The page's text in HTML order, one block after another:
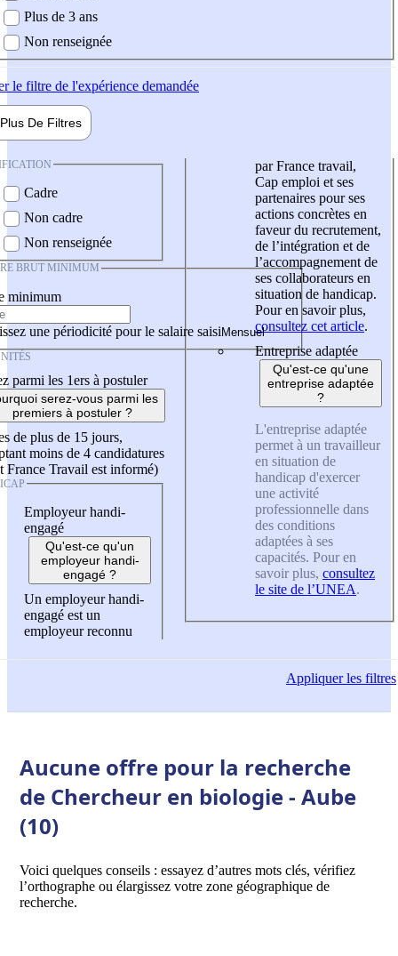
Plus de 3 ans
Non renseignée
le filtre de l'expérience demandée
Plus De Filtres
Cadre
Non cadre
Non renseignée
BRUT MINIMUM
minimum
une périodicité pour le salaire saisi
parmi les 1ers à postuler
serez-vous parmi les
premiers à postuler ?
de plus de 15 jours,
moins de 4 candidatures
France Travail est informé)
Employeur handi-
engagé
Qu'est-ce qu'un
employeur handi-
engagé ?
Un employeur handi-
engagé est un
employeur reconnu
par France travail,
Cap emploi et ses
partenaires pour ses
actions concrètes en
faveur du recrutement,
de l’intégration et de
l’accompagnement de
ses collaborateurs en
situation de handicap.
Pour en savoir plus,
consultez cet article.
Entreprise adaptée
Qu'est-ce qu'une
entreprise adaptée
?
L'entreprise adaptée
permet à un travailleur
en situation de
handicap d'exercer
une activité
professionnelle dans
des conditions
adaptées à ses
capacités. Pour en
savoir plus, consultez
le site de l’UNEA.
Appliquerles filtres
Aucune offre pour la recherche
de Chercheur en biologie - Aube
(10)
Voici quelques conseils : essayez d’autres mots clés, vérifiez
l’orthographe ou élargissez votre zone géographique de
recherche.